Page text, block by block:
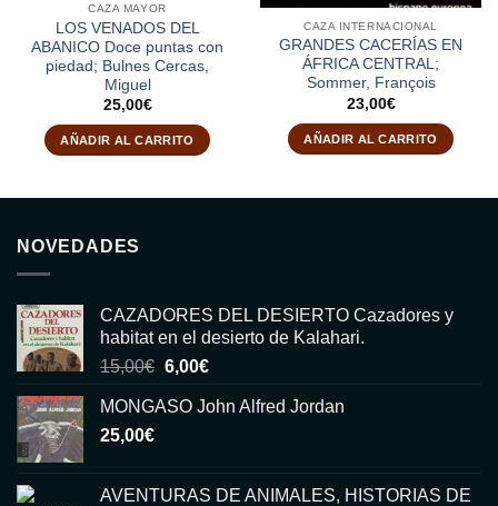
CAZA MAYOR
LOS VENADOS DEL
ABANICO Doce puntas con
piedad; Bulnes Cercas,
Miguel
25,00€
AÑADIR AL CARRITO
CAZA INTERNACIONAL
GRANDES CACERÍAS EN
ÁFRICA CENTRAL;
Sommer, François
23,00€
AÑADIR AL CARRITO
NOVEDADES
CAZADORES DEL DESIERTO Cazadores y
habitat en el desierto de Kalahari.
15,00€ El
original
6,00€El
actual
MONGASO John Alfred Jordan
25,00€
AVENTURAS DE ANIMALES, HISTORIAS DE